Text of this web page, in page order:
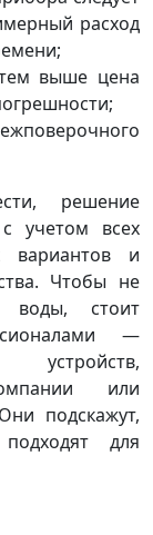
расход
выше цена
решение
учетом всех
вариантов и
Чтобы не
воды, стоит
—
устройств,
или
подскажут,
для